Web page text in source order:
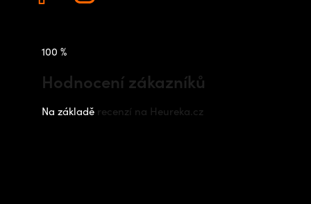
100 %
Hodnocení zákazníků
Na základě recenzí na Heureka.cz